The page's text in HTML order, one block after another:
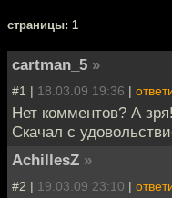
cтраницы: 1
cartman_5 »
#1 | 18.03.09 19:36 |
Нет комментов? А
Скачал с
AchillesZ »
#2 | 19.03.09 23:10 |